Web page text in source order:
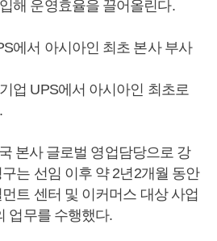
해 운영효율을 끌어올린다.
에서 아시아인 최초 본사 부사
업 UPS에서 아시아인 최초로
본사 글로벌 영업담당으로 강
는 선임 이후 약 2년2개월 동안
트 센터 및 이커머스 대상 사업
업무를 수행했다.